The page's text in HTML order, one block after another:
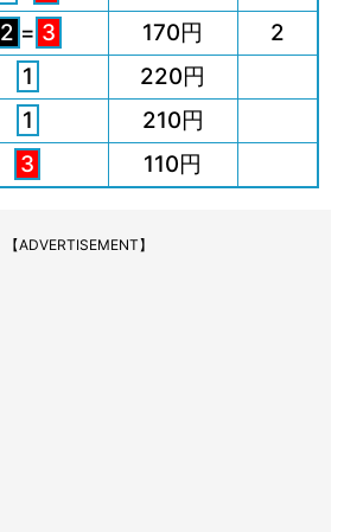
2 = 3 170円
2
1 220円
1
210円
3
110円
【ADVERTISEMENT】